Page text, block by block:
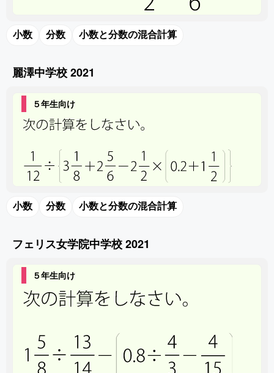
小数 分数 小数と分数の混合計算
麗澤中学校 2021
５年生向け
小数 分数 小数と分数の混合計算
フェリス女学院中学校 2021
５年生向け